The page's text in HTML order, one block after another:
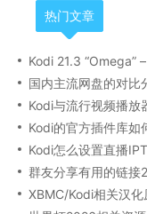
热门文章
Kodi 21.3 “Omega”
国内主流网盘的对比
Kodi与流行视频播放
Kodi的官方插件库如
Kodi怎么设置直播
群友分享有用的链接
XBMC/Kodi相关汉